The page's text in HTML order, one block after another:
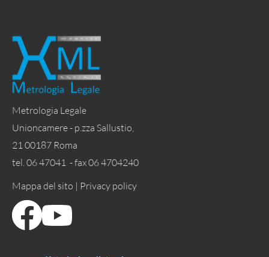
Metrologia Legale
Unioncamere - p.zza Sallustio,
21 00187 Roma
tel. 06 47041 - fax 06 4704240
Mappa del sito | Privacy policy